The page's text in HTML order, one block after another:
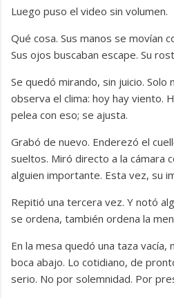
Luego puso el video sin volumen.
Qué cosa. Sus manos se movían
Sus ojos buscaban escape. Su
Se quedó mirando, sin juicio. Solo
observa el clima: hoy hay viento.
pelea con eso; se ajusta.
Grabó de nuevo. Enderezó el
sueltos. Miró directo a la cámara
alguien importante. Esta vez, su
Repitió una tercera vez. Y notó
se ordena, también ordena la
En la mesa quedó una taza vacía,
boca abajo. Lo cotidiano, de
serio. No por solemnidad. Por